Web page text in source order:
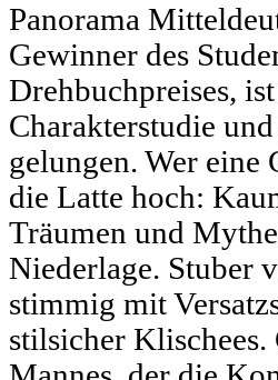
Panorama
Gewinner des
Drehbuchpreises,
Charakterstudie
gelungen. Wer eine
die Latte hoch:
Träumen und
Niederlage. Stuber
stimmig mit
stilsicher